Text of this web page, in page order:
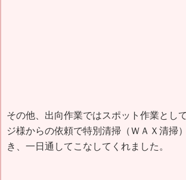
その他、出向作業ではスポット作業とし
ジ様からの依頼で特別清掃（ＷＡＸ清掃
き、一日通してこなしてくれました。